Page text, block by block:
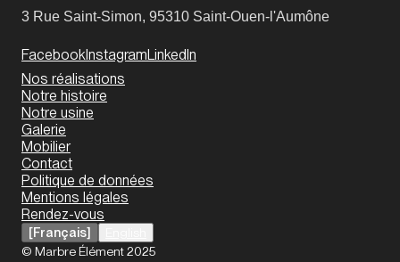
3 Rue Saint-Simon, 95310 Saint-Ouen-l'Aumône
FacebookInstagramLinkedIn
Nos réalisations
Notre histoire
Notre usine
Galerie
Mobilier
Contact
Politique de données
Mentions légales
Rendez-vous
[Français]
© Marbre Élément 2025